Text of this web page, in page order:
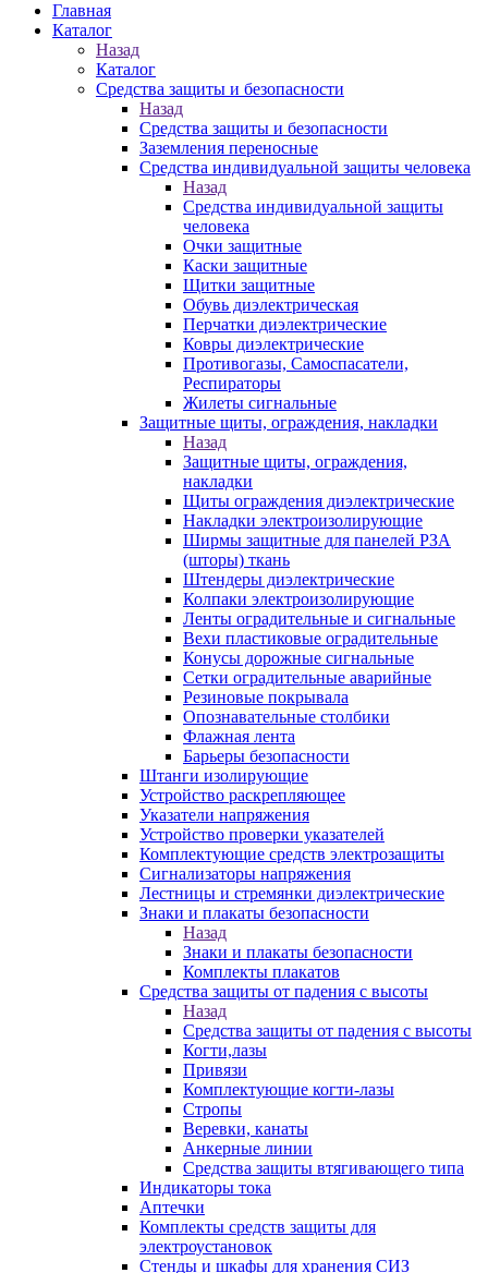
Главная
Каталог
Назад
Каталог
Средства защиты и безопасности
Назад
Средства защиты и безопасности
Заземления переносные
Средства индивидуальной защиты человека
Назад
Средства индивидуальной защиты
человека
Очки защитные
Каски защитные
Щитки защитные
Обувь диэлектрическая
Перчатки диэлектрические
Ковры диэлектрические
Противогазы, Самоспасатели,
Респираторы
Жилеты сигнальные
Защитные щиты, ограждения, накладки
Назад
Защитные щиты, ограждения,
накладки
Щиты ограждения диэлектрические
Накладки электроизолирующие
Ширмы защитные для панелей РЗА
(шторы) ткань
Штендеры диэлектрические
Колпаки электроизолирующие
Ленты оградительные и сигнальные
Вехи пластиковые оградительные
Конусы дорожные сигнальные
Сетки оградительные аварийные
Резиновые покрывала
Опознавательные столбики
Флажная лента
Барьеры безопасности
Штанги изолирующие
Устройство раскрепляющее
Указатели напряжения
Устройство проверки указателей
Комплектующие средств электрозащиты
Сигнализаторы напряжения
Лестницы и стремянки диэлектрические
Знаки и плакаты безопасности
Назад
Знаки и плакаты безопасности
Комплекты плакатов
Средства защиты от падения с высоты
Назад
Средства защиты от падения с высоты
Когти,лазы
Привязи
Комплектующие когти-лазы
Стропы
Веревки, канаты
Анкерные линии
Средства защиты втягивающего типа
Индикаторы тока
Аптечки
Комплекты средств защиты для
электроустановок
Стенды и шкафы для хранения СИЗ